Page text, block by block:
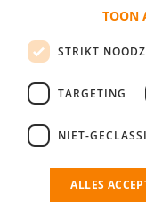
login gegevens
login
Bedrijf aanmelden
nieuwe collega/
TOON
STRIKT
TARGETING
NIET-
ALLES